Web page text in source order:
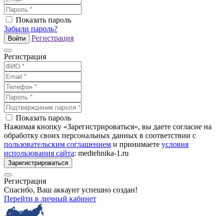
Показать пароль
Забыли пароль?
Войти Регистрация
Регистрация
Показать пароль
Нажимая кнопку «Зарегистрироваться», вы даете согласие на
обработку своих персональных данных в соответствии с
пользовательским соглашением и принимаете условия
использования сайта: medtehnika-1.ru
Зарегистрироваться
Регистрация
Спасибо, Ваш аккаунт успешно создан!
Перейти в личный кабинет